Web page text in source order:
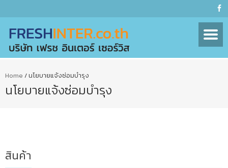
Home /นโยบายแจ้งซ่อมบำรุง
นโยบายแจ้งซ่อมบำรุง
สินค้า